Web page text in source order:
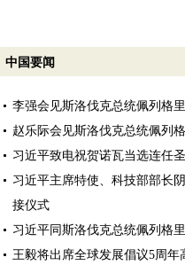
中国要闻
李强会见斯洛伐克总统佩列格
赵乐际会见斯洛伐克总统佩列
习近平致电祝贺诺瓦当选连任
习近平主席特使、科技部部长
接仪式
习近平同斯洛伐克总统佩列格
王毅将出席全球发展倡议5周年